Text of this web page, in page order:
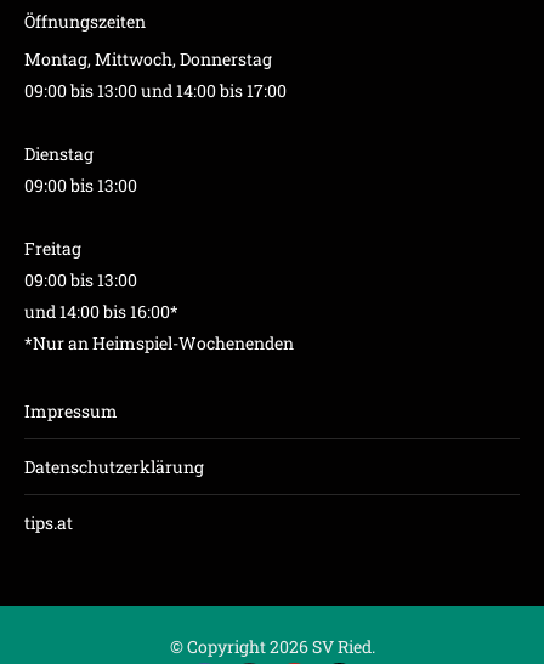
Öffnungszeiten
Montag, Mittwoch, Donnerstag
09:00 bis 13:00 und 14:00 bis 17:00
Dienstag
09:00 bis 13:00
Freitag
09:00 bis 13:00
und 14:00 bis 16:00*
*Nur an Heimspiel-Wochenenden
Impressum
Datenschutzerklärung
tips.at
© Copyright 2026 SV Ried.